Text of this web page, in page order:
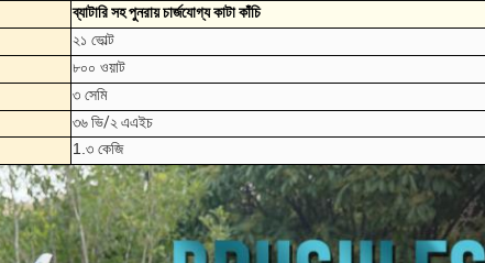
ব্যাটারি সহ পুনরায় চার্জযোগ্য কাটা কাঁচি
২১ ভোল্ট
৮০০ ওয়াট
৩ সেমি
৩৬ ভি/২ এএইচ
1.৩ কেজি